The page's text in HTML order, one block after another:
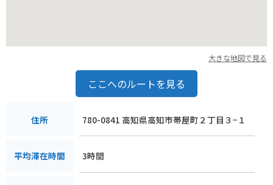
大きな地図で見る
ここへのルートを見る
住所 780-0841 高知県高知市帯屋町２丁目３−１
平均滞在時間 3時間